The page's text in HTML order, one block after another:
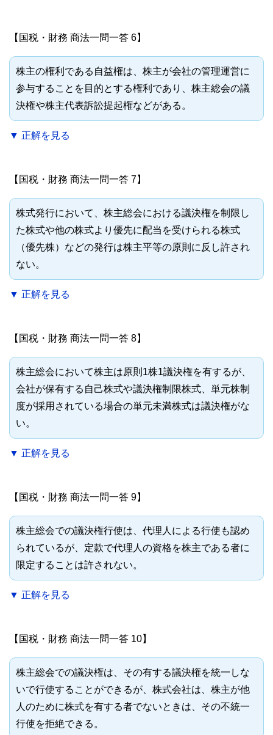
【国税・財務 商法一問一答 6】
株主の権利である自益権は、株主が会社の管理運営に
参与することを目的とする権利であり、株主総会の議
決権や株主代表訴訟提起権などがある。
▼ 正解を見る
【国税・財務 商法一問一答 7】
株式発行において、株主総会における議決権を制限し
た株式や他の株式より優先に配当を受けられる株式
（優先株）などの発行は株主平等の原則に反し許され
ない。
▼ 正解を見る
【国税・財務 商法一問一答 8】
株主総会において株主は原則1株1議決権を有するが、
会社が保有する自己株式や議決権制限株式、単元株制
度が採用されている場合の単元未満株式は議決権がな
い。
▼ 正解を見る
【国税・財務 商法一問一答 9】
株主総会での議決権行使は、代理人による行使も認め
られているが、定款で代理人の資格を株主である者に
限定することは許されない。
▼ 正解を見る
【国税・財務 商法一問一答 10】
株主総会での議決権は、その有する議決権を統一しな
いで行使することができるが、株式会社は、株主が他
人のために株式を有する者でないときは、その不統一
行使を拒絶できる。